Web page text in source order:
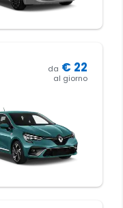
da € 22
al giorno